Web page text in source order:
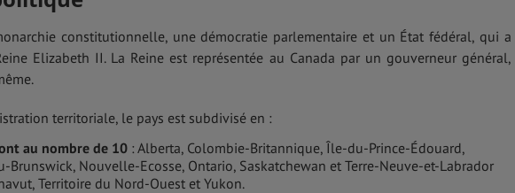
constitutionnelle, une démocratie parlementaire et un État fédéral, qui a
Elizabeth II. La Reine est représentée au Canada par un gouverneur général,
territoriale, le pays est subdivisé en :
au nombre de 10 : Alberta, Colombie-Britannique, Île-du-Prince-Édouard,
Brunswick, Nouvelle-Ecosse, Ontario, Saskatchewan et Terre-Neuve-et-Labrador
Territoire du Nord-Ouest et Yukon.